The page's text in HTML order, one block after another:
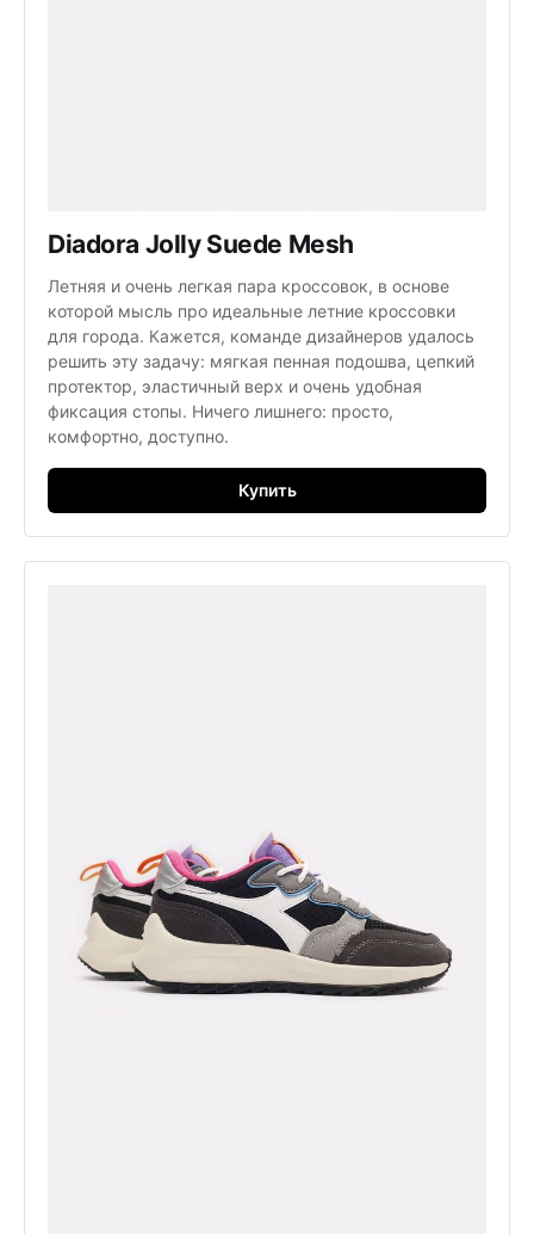
Diadora Jolly Suede Mesh
Летняя и очень легкая пара кроссовок, в основе
которой мысль про идеальные летние кроссовки
для города. Кажется, команде дизайнеров удалось
решить эту задачу: мягкая пенная подошва, цепкий
протектор, эластичный верх и очень удобная
фиксация стопы. Ничего лишнего: просто,
комфортно, доступно.
Купить